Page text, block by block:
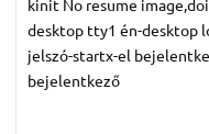
kinit No resume
desktop tty1 én-desktop
jelszó-startx-el
bejelentkező